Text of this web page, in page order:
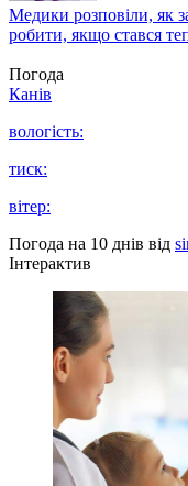
Медики розповіли, як
робити, якщо стався
Погода
Канів
вологість:
тиск:
вітер:
Погода на 10 днів від
Інтерактив